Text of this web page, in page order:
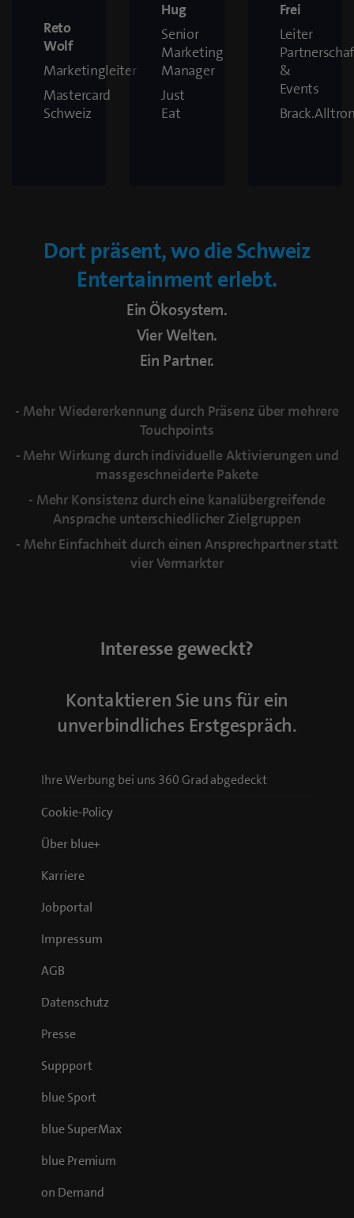
Reto
Wolf
Marketingleiter
Mastercard
Schweiz
Hug
Senior
Marketing
Manager
Just
Eat
Frei
Leiter
&
Events
Dort präsent, wo die Schweiz
Entertainment erlebt.
Ein Ökosystem.
Vier Welten.
Ein Partner.
- Mehr Wiedererkennung durch Präsenz über mehrere
Touchpoints
- Mehr Wirkung durch individuelle Aktivierungen und
massgeschneiderte Pakete
- Mehr Konsistenz durch eine kanalübergreifende
Ansprache unterschiedlicher Zielgruppen
- Mehr Einfachheit durch einen Ansprechpartner statt
vier Vermarkter
Interesse geweckt?
Kontaktieren Sie uns für ein
unverbindliches Erstgespräch.
Ihre Werbung bei uns 360 Grad abgedeckt
Cookie-Policy
Über blue+
Karriere
Jobportal
Impressum
AGB
Datenschutz
Presse
Suppport
blue Sport
blue SuperMax
blue Premium
on Demand